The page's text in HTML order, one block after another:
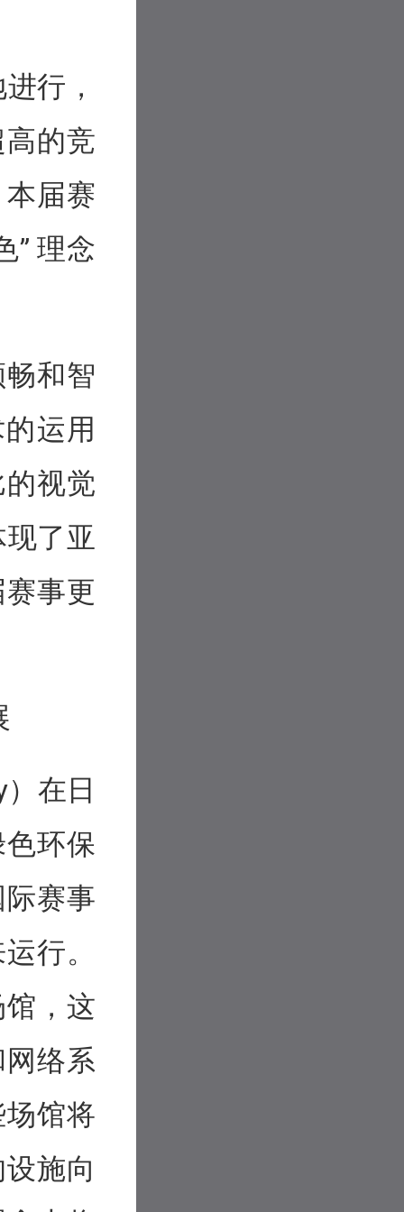
行，
的竞
届赛
” 理念
和智
运用
视觉
了亚
事更
在日
环保
赛事
行。
，这
络系
馆将
施向